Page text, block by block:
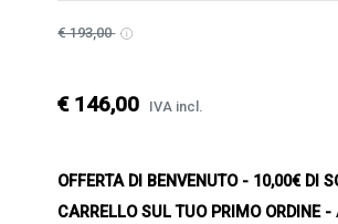
€ 193,00
€ 146,00 IVA incl.
OFFERTA DI BENVENUTO- 10,00€ DI
CARRELLO SUL TUO PRIMO ORDINE -